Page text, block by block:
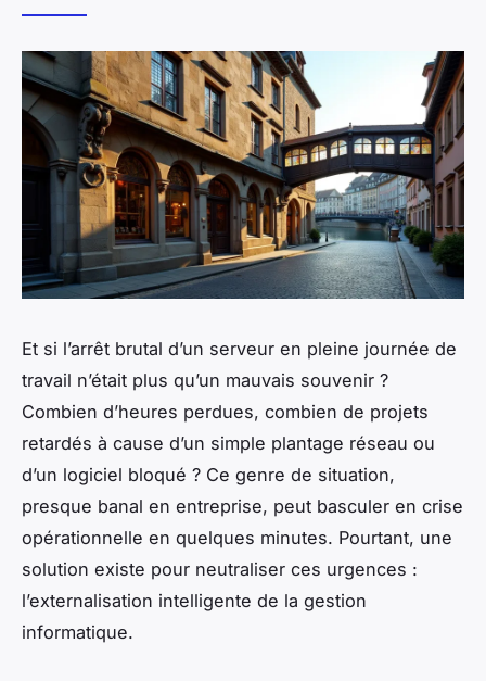
Et si l’arrêt brutal d’un serveur en pleine journée de
travail n’était plus qu’un mauvais souvenir ?
Combien d’heures perdues, combien de projets
retardés à cause d’un simple plantage réseau ou
d’un logiciel bloqué ? Ce genre de situation,
presque banal en entreprise, peut basculer en crise
opérationnelle en quelques minutes. Pourtant, une
solution existe pour neutraliser ces urgences :
l’externalisation intelligente de la gestion
informatique.